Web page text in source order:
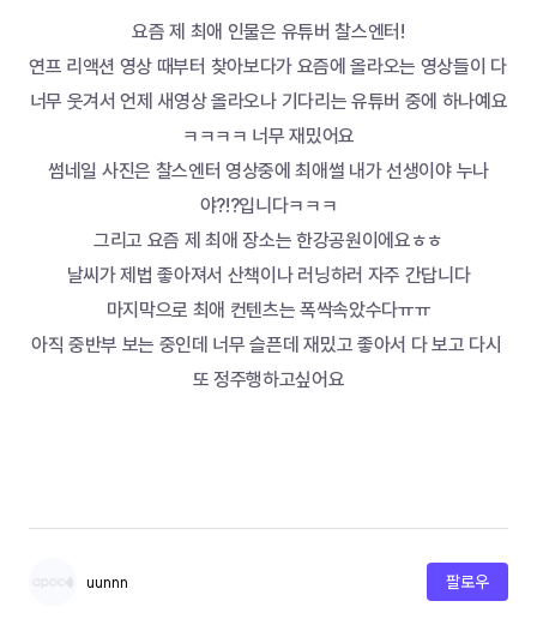
요즘 제 최애 인물은 유튜버 찰스엔터!
연프 리액션 영상 때부터 찾아보다가 요즘에 올라오는 영상들이 다
너무 웃겨서 언제 새영상 올라오나 기다리는 유튜버 중에 하나예요
ㅋㅋㅋㅋ 너무 재밌어요
썸네일 사진은 찰스엔터 영상중에 최애썰 내가 선생이야 누나
야?!?입니다ㅋㅋㅋ
그리고 요즘 제 최애 장소는 한강공원이에요ㅎㅎ
날씨가 제법 좋아져서 산책이나 러닝하러 자주 간답니다
마지막으로 최애 컨텐츠는 폭싹속았수다ㅠㅠ
아직 중반부 보는 중인데 너무 슬픈데 재밌고 좋아서 다 보고 다시
또 정주행하고싶어요
uunnn 팔로우